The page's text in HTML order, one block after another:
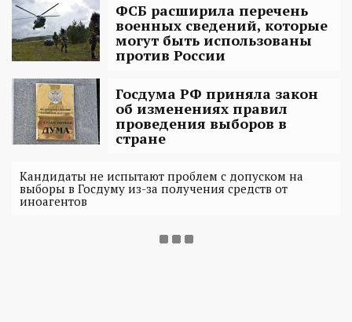
ФСБ расширила перечень
военных сведений, которые
могут быть использованы
против России
Госдума РФ приняла закон
об изменениях правил
проведения выборов в
стране
Кандидаты не испытают проблем с допуском на
выборы в Госдуму из-за получения средств от
иноагентов